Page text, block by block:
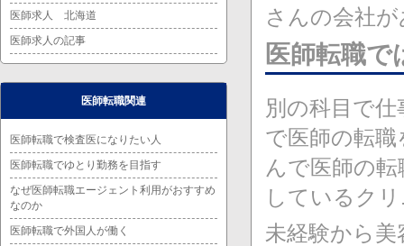
さんの会社
医師転職
別の科目で
で医師の転
んで医師の
しているク
未経験から
医師求人 北海道
医師求人の記事
医師転職関連
医師転職で検査医になりたい人
医師転職でゆとり勤務を目指す
なぜ医師転職エージェント利用がおすすめ
なのか
医師転職で外国人が働く